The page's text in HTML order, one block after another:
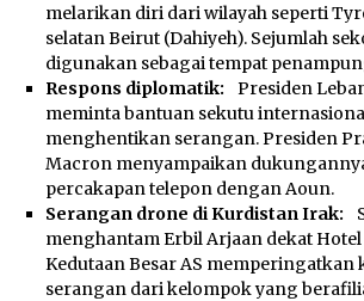
melarikan diri dari wilayah seperti
selatan Beirut (Dahiyeh). Sejumlah
digunakan sebagai tempat
Respons diplomatik: Presiden
meminta bantuan sekutu
menghentikan serangan. Presiden
Macron menyampaikan
percakapan telepon dengan Aoun.
Serangan drone di Kurdistan Irak:
menghantam Erbil Arjaan dekat Hotel
Kedutaan Besar AS
serangan dari kelompok yang